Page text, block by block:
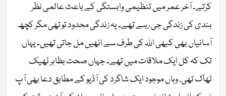
کرتے۔ آخر عمر میں تنظیمی وابستگی کے باعث عالمی نظر
بندی کی زندگی جی رہے تھے۔ یہ زندگی محدود تو تھی مگر کچھ
آسانیاں بھی کبھی اللہ کی طرف سے انھیں مل جاتی تھیں۔ یہاں
تک کہ کل ایک ملاقات میں تھے۔ جہاں صحت بظاہر ٹھیک
ٹھاک تھی، وہاں موجود ایک شاگرد کی آڈیو کے مطابق دعا بھی آپ